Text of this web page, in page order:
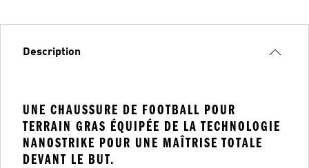
Description
UNE CHAUSSURE DE FOOTBALL POUR
TERRAIN GRAS ÉQUIPÉE DE LA TECHNOLOGIE
NANOSTRIKE POUR UNE MAÎTRISE TOTALE
DEVANT LE BUT.